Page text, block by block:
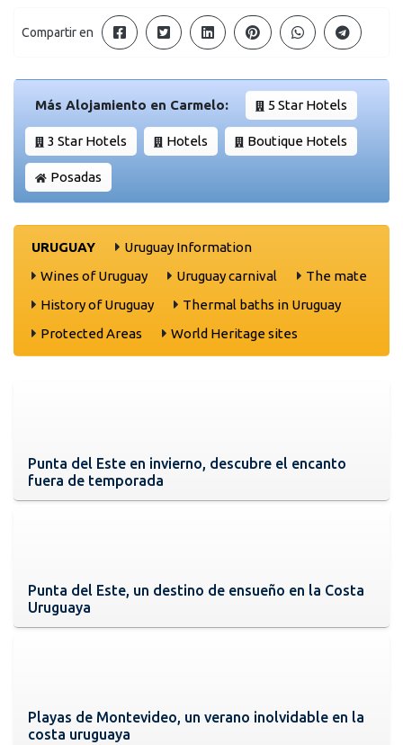
Compartir en
Más Alojamiento en Carmelo: 5 Star Hotels
3 Star Hotels Hotels Boutique Hotels
Posadas
URUGUAY
Uruguay Information
Wines of Uruguay
Uruguay carnival
The mate
History of Uruguay
Thermal baths in Uruguay
Protected Areas
World Heritage sites
Punta del Este en invierno, descubre el encanto
fuera de temporada
Punta del Este, un destino de ensueño en la Costa
Uruguaya
Playas de Montevideo, un verano inolvidable en la
costa uruguaya